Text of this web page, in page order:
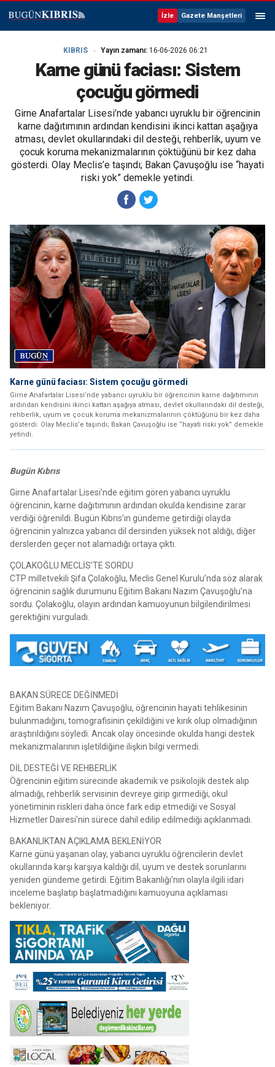
İzle Gazete Manşetleri
KIBRIS Yayın zamanı: 16-06-2026 06:21
Karne günü faciası: Sistem
çocuğu görmedi
Girne Anafartalar Lisesi’nde yabancı uyruklu bir öğrencinin
karne dağıtımının ardından kendisini ikinci kattan aşağıya
atması, devlet okullarındaki dil desteği, rehberlik, uyum ve
çocuk koruma mekanizmalarının çöktüğünü bir kez daha
gösterdi. Olay Meclis’e taşındı; Bakan Çavuşoğlu ise “hayati
riski yok” demekle yetindi.
Karne günü faciası: Sistem çocuğu görmedi
Girne Anafartalar Lisesi’nde yabancı uyruklu bir öğrencinin karne dağıtımının
ardından kendisini ikinci kattan aşağıya atması, devlet okullarındaki dil desteği,
rehberlik, uyum ve çocuk koruma mekanizmalarının çöktüğünü bir kez daha
gösterdi. Olay Meclis’e taşındı; Bakan Çavuşoğlu ise “hayati riski yok” demekle
yetindi.
Bugün Kıbrıs
Girne Anafartalar Lisesi’nde eğitim gören yabancı uyruklu
öğrencinin, karne dağıtımının ardından okulda kendisine zarar
verdiği öğrenildi. Bugün Kıbrıs’ın gündeme getirdiği olayda
öğrencinin yalnızca yabancı dil dersinden yüksek not aldığı, diğer
derslerden geçer not alamadığı ortaya çıktı.
ÇOLAKOĞLU MECLİS’TE SORDU
CTP milletvekili Şifa Çolakoğlu, Meclis Genel Kurulu’nda söz alarak
öğrencinin sağlık durumunu Eğitim Bakanı Nazım Çavuşoğlu’na
sordu. Çolakoğlu, olayın ardından kamuoyunun bilgilendirilmesi
gerektiğini vurguladı.
BAKAN SÜRECE DEĞİNMEDİ
Eğitim Bakanı Nazım Çavuşoğlu, öğrencinin hayati tehlikesinin
bulunmadığını, tomografisinin çekildiğini ve kırık olup olmadığının
araştırıldığını söyledi. Ancak olay öncesinde okulda hangi destek
mekanizmalarının işletildiğine ilişkin bilgi vermedi.
DİL DESTEĞİ VE REHBERLİK
Öğrencinin eğitim sürecinde akademik ve psikolojik destek alıp
almadığı, rehberlik servisinin devreye girip girmediği, okul
yönetiminin riskleri daha önce fark edip etmediği ve Sosyal
Hizmetler Dairesi’nin sürece dahil edilip edilmediği açıklanmadı.
BAKANLIKTAN AÇIKLAMA BEKLENİYOR
Karne günü yaşanan olay, yabancı uyruklu öğrencilerin devlet
okullarında karşı karşıya kaldığı dil, uyum ve destek sorunlarını
yeniden gündeme getirdi. Eğitim Bakanlığı’nın olayla ilgili idari
inceleme başlatıp başlatmadığını kamuoyuna açıklaması
bekleniyor.